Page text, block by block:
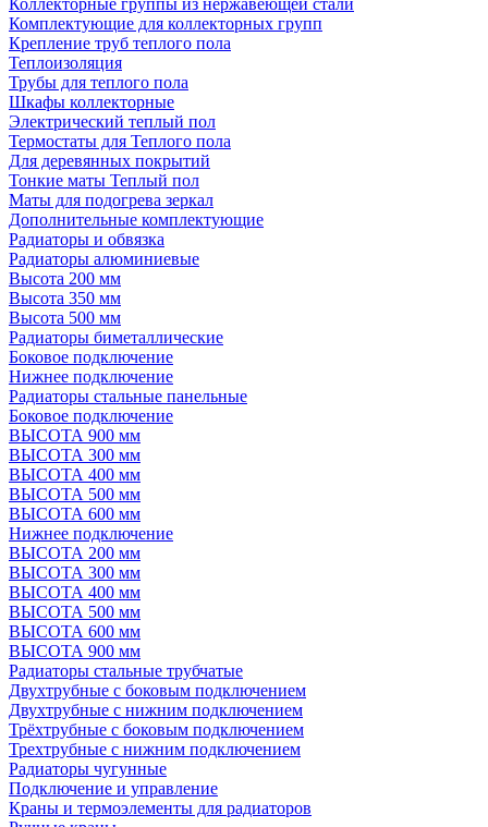
Комплектующие для коллекторных групп
Крепление труб теплого пола
Теплоизоляция
Трубы для теплого пола
Шкафы коллекторные
Электрический теплый пол
Термостаты для Теплого пола
Для деревянных покрытий
Тонкие маты Теплый пол
Маты для подогрева зеркал
Дополнительные комплектующие
Радиаторы и обвязка
Радиаторы алюминиевые
Высота 200 мм
Высота 350 мм
Высота 500 мм
Радиаторы биметаллические
Боковое подключение
Нижнее подключение
Радиаторы стальные панельные
Боковое подключение
ВЫСОТА 900 мм
ВЫСОТА 300 мм
ВЫСОТА 400 мм
ВЫСОТА 500 мм
ВЫСОТА 600 мм
Нижнее подключение
ВЫСОТА 200 мм
ВЫСОТА 300 мм
ВЫСОТА 400 мм
ВЫСОТА 500 мм
ВЫСОТА 600 мм
ВЫСОТА 900 мм
Радиаторы стальные трубчатые
Двухтрубные с боковым подключением
Двухтрубные с нижним подключением
Трёхтрубные с боковым подключением
Трехтрубные с нижним подключением
Радиаторы чугунные
Подключение и управление
Краны и термоэлементы для радиаторов